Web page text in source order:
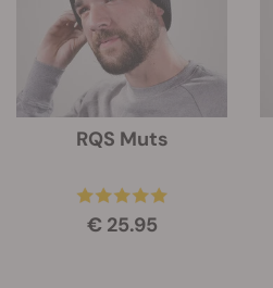
RQS Muts
€ 25.95